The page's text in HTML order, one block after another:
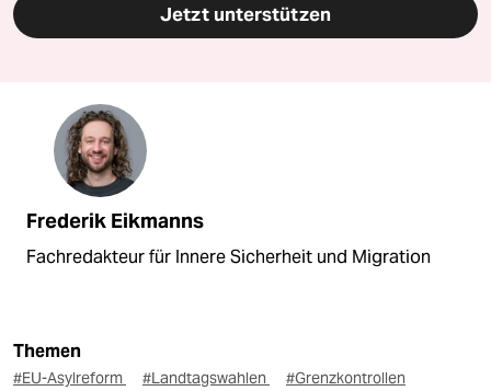
Jetzt unterstützen
Frederik Eikmanns
Fachredakteur für Innere Sicherheit und Migration
Themen
#EU-Asylreform #Landtagswahlen #Grenzkontrollen